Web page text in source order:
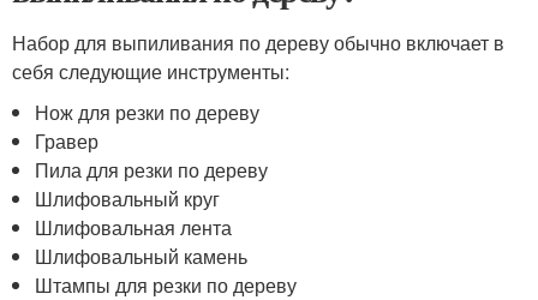
Набор для выпиливания по дереву обычно включает в
себя следующие инструменты:
Нож для резки по дереву
Гравер
Пила для резки по дереву
Шлифовальный круг
Шлифовальная лента
Шлифовальный камень
Штампы для резки по дереву